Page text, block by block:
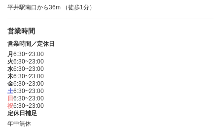
平井駅南口から36m （徒歩1分）
営業時間
営業時間／定休日
月 6:30~23:00
火6:30~23:00
水6:30~23:00
木6:30~23:00
金6:30~23:00
土6:30~23:00
日 6:30~23:00
祝6:30~23:00
定休日補足
年中無休